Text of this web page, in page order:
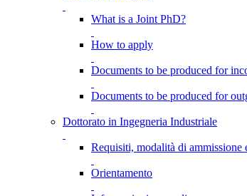
What is a Joint PhD?
How to apply
Documents to be produced for
Documents to be produced for
Dottorato in Ingegneria Industriale
Requisiti, modalità di ammissione
Orientamento